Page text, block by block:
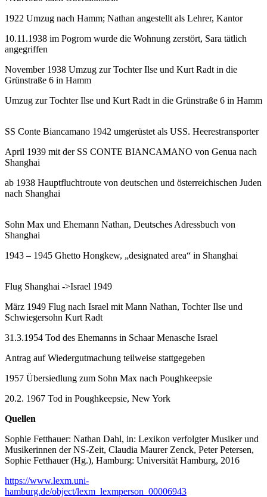
1922 Umzug nach Hamm; Nathan angestellt als Lehrer, Kantor
10.11.1938 im Pogrom wurde die Wohnung zerstört, Sara tätlich
angegriffen
November 1938 Umzug zur Tochter Ilse und Kurt Radt in die
Grünstraße 6 in Hamm
Umzug zur Tochter Ilse und Kurt Radt in die Grünstraße 6 in Hamm
SS Conte Biancamano 1942 umgerüstet als USS. Heerestransporter
April 1939 mit der SS CONTE BIANCAMANO von Genua nach
Shanghai
ab 1938 Hauptfluchtroute von deutschen und österreichischen Juden
nach Shanghai
Sohn Max und Ehemann Nathan, Deutsches Adressbuch von
Shanghai
1943 – 1945 Ghetto Hongkew, „designated area“ in Shanghai
Flug Shanghai ->Israel 1949
März 1949 Flug nach Israel mit Mann Nathan, Tochter Ilse und
Schwiegersohn Kurt Radt
31.3.1954 Tod des Ehemanns in Schaar Menasche Israel
Antrag auf Wiedergutmachung teilweise stattgegeben
1957 Übersiedlung zum Sohn Max nach Poughkeepsie
20.2. 1967 Tod in Poughkeepsie, New York
Quellen
Sophie Fetthauer: Nathan Dahl, in: Lexikon verfolgter Musiker und
Musikerinnen der NS-Zeit, Claudia Maurer Zenck, Peter Petersen,
Sophie Fetthauer (Hg.), Hamburg: Universität Hamburg, 2016
https://www.lexm.uni-
hamburg.de/object/lexm_lexmperson_00006943